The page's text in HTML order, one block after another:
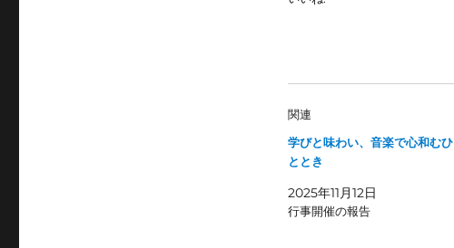
関連
学びと味わい、音楽で心和むひ
ととき
2025年11月12日
行事開催の報告